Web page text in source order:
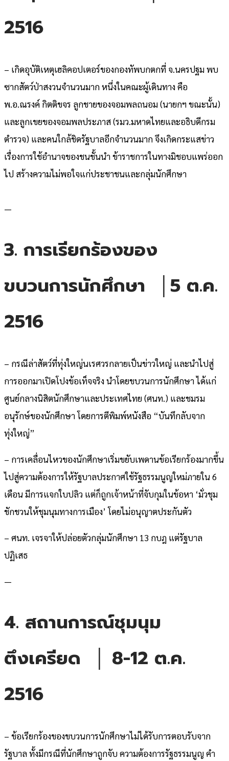
2516
– เกิดอุบัติเหตุเฮลิคอปเตอร์ของกองทัพบกตกที่ จ.นครปฐม พบ
ซากสัตว์ป่าสงวนจำนวนมาก หนึ่งในคณะผู้เดินทาง คือ
พ.อ.ณรงค์ กิตติขจร ลูกชายของจอมพลถนอม (นายกฯ ขณะนั้น)
และลูกเขยของจอมพลประภาส (รมว.มหาดไทยและอธิบดีกรม
ตำรวจ) และคนใกล้ชิดรัฐบาลอีกจำนวนมาก จึงเกิดกระแสข่าว
เรื่องการใช้อำนาจของชนชั้นนำ ข้าราชการในทางมิชอบแพร่ออก
ไป สร้างความไม่พอใจแก่ประชาชนและกลุ่มนักศึกษา
—
3. การเรียกร้องของ
ขบวนการนักศึกษา │5 ต.ค.
2516
– กรณีล่าสัตว์ที่ทุ่งใหญ่นเรศวรกลายเป็นข่าวใหญ่ และนำไปสู่
การออกมาเปิดโปงข้อเท็จจริง นำโดยขบวนการนักศึกษา ได้แก่
ศูนย์กลางนิสิตนักศึกษาและประเทศไทย (ศนท.) และชมรม
อนุรักษ์ของนักศึกษา โดยการตีพิมพ์หนังสือ “บันทึกลับจาก
ทุ่งใหญ่”
– การเคลื่อนไหวของนักศึกษาเริ่มขยับเพดานข้อเรียกร้องมากขึ้น
ไปสู่ความต้องการให้รัฐบาลประกาศใช้รัฐธรรมนูญใหม่ภายใน 6
เดือน มีการแจกใบปลิว แต่ก็ถูกเจ้าหน้าที่จับกุมในข้อหา ‘มั่วชุม
ชักชวนให้ชุมนุมทางการเมือง’ โดยไม่อนุญาตประกันตัว
– ศนท. เจรจาให้ปล่อยตัวกลุ่มนักศึกษา 13 กบฎ แต่รัฐบาล
ปฏิเสธ
—
4. สถานการณ์ชุมนุม
ตึงเครียด │ 8-12 ต.ค.
2516
– ข้อเรียกร้องของขบวนการนักศึกษาไม่ได้รับการตอบรับจาก
รัฐบาล ทั้งมีกรณีที่นักศึกษาถูกจับ ความต้องการรัฐธรรมนูญ คำ